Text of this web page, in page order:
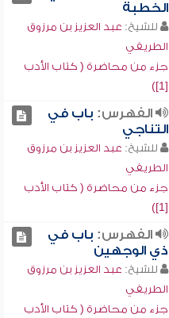
الخطبة
للشيخ: عبد العزيز بن مرزوق
الطريفي
جزء من محاضرة ( كتاب الأدب
[1])
الفهرس: باب في
التناجي
للشيخ: عبد العزيز بن مرزوق
الطريفي
جزء من محاضرة ( كتاب الأدب
[1])
الفهرس: باب في
ذي الوجهين
للشيخ: عبد العزيز بن مرزوق
الطريفي
جزء من محاضرة ( كتاب الأدب